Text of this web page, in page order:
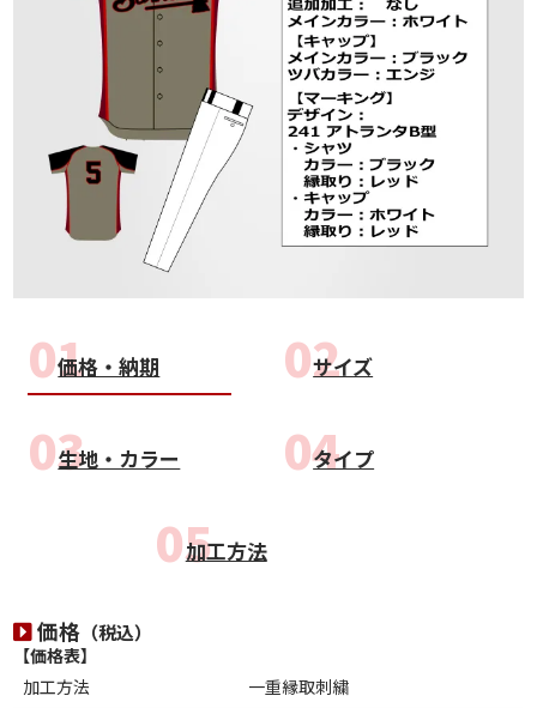
価格・納期 サイズ
生地・カラー タイプ
加工方法
価格 （税込）
【価格表】
加工方法
一重縁取刺繍